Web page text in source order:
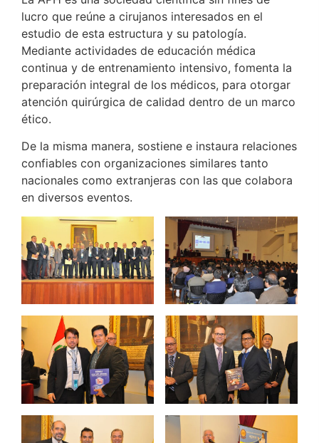
lucro que reúne a cirujanos interesados en el
estudio de esta estructura y su patología.
Mediante actividades de educación médica
continua y de entrenamiento intensivo, fomenta la
preparación integral de los médicos, para otorgar
atención quirúrgica de calidad dentro de un marco
ético.
De la misma manera, sostiene e instaura relaciones
confiables con organizaciones similares tanto
nacionales como extranjeras con las que colabora
en diversos eventos.